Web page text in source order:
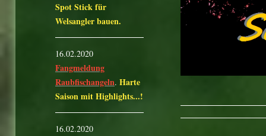
Spot Stick für
Welsangler bauen.
16.02.2020
Fangmeldung
Raubfischangeln. Harte
Saison mit Highlights...!
16.02.2020